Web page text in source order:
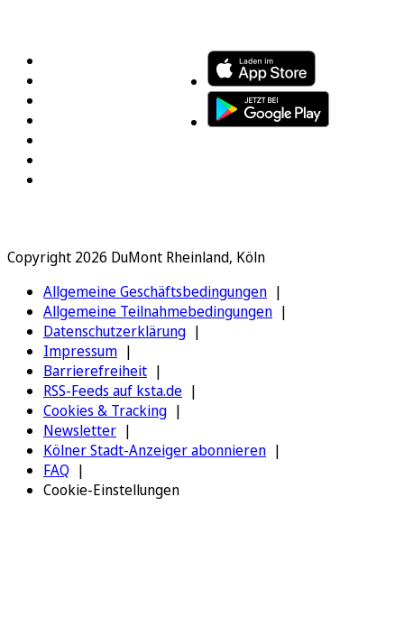
Copyright 2026 DuMont Rheinland, Köln
Allgemeine Geschäftsbedingungen
Allgemeine Teilnahmebedingungen
Datenschutzerklärung
Impressum
Barrierefreiheit
RSS-Feeds auf ksta.de
Cookies & Tracking
Newsletter
Kölner Stadt-Anzeiger abonnieren
FAQ
Cookie-Einstellungen